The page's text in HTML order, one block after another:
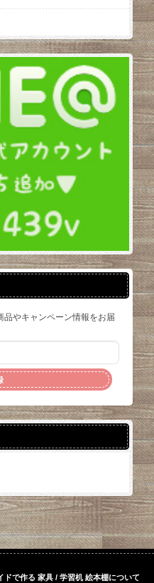
品やキャンペーン情報をお届
で作る 家具 / 学習机 絵本棚について